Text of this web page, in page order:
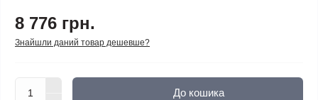
8 776 грн.
Знайшли даний товар дешевше?
До кошика